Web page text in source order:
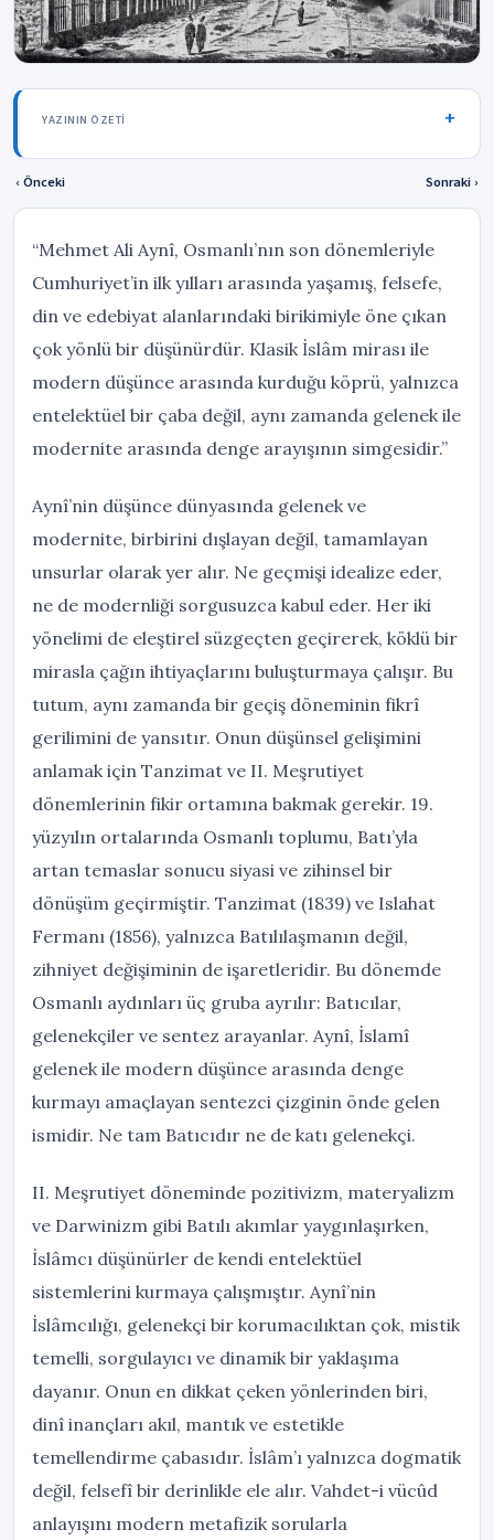
YAZININ ÖZETI
‹ Önceki Sonraki ›
“Mehmet Ali Aynî, Osmanlı’nın son dönemleriyle
Cumhuriyet’in ilk yılları arasında yaşamış, felsefe,
din ve edebiyat alanlarındaki birikimiyle öne çıkan
çok yönlü bir düşünürdür. Klasik İslâm mirası ile
modern düşünce arasında kurduğu köprü, yalnızca
entelektüel bir çaba değil, aynı zamanda gelenek ile
modernite arasında denge arayışının simgesidir.”
Aynî’nin düşünce dünyasında gelenek ve
modernite, birbirini dışlayan değil, tamamlayan
unsurlar olarak yer alır. Ne geçmişi idealize eder,
ne de modernliği sorgusuzca kabul eder. Her iki
yönelimi de eleştirel süzgeçten geçirerek, köklü bir
mirasla çağın ihtiyaçlarını buluşturmaya çalışır. Bu
tutum, aynı zamanda bir geçiş döneminin fikrî
gerilimini de yansıtır. Onun düşünsel gelişimini
anlamak için Tanzimat ve II. Meşrutiyet
dönemlerinin fikir ortamına bakmak gerekir. 19.
yüzyılın ortalarında Osmanlı toplumu, Batı’yla
artan temaslar sonucu siyasi ve zihinsel bir
dönüşüm geçirmiştir. Tanzimat (1839) ve Islahat
Fermanı (1856), yalnızca Batılılaşmanın değil,
zihniyet değişiminin de işaretleridir. Bu dönemde
Osmanlı aydınları üç gruba ayrılır: Batıcılar,
gelenekçiler ve sentez arayanlar. Aynî, İslamî
gelenek ile modern düşünce arasında denge
kurmayı amaçlayan sentezci çizginin önde gelen
ismidir. Ne tam Batıcıdır ne de katı gelenekçi.
II. Meşrutiyet döneminde pozitivizm, materyalizm
ve Darwinizm gibi Batılı akımlar yaygınlaşırken,
İslâmcı düşünürler de kendi entelektüel
sistemlerini kurmaya çalışmıştır. Aynî’nin
İslâmcılığı, gelenekçi bir korumacılıktan çok, mistik
temelli, sorgulayıcı ve dinamik bir yaklaşıma
dayanır. Onun en dikkat çeken yönlerinden biri,
dinî inançları akıl, mantık ve estetikle
temellendirme çabasıdır. İslâm’ı yalnızca dogmatik
değil, felsefî bir derinlikle ele alır. Vahdet-i vücûd
anlayışını modern metafizik sorularla